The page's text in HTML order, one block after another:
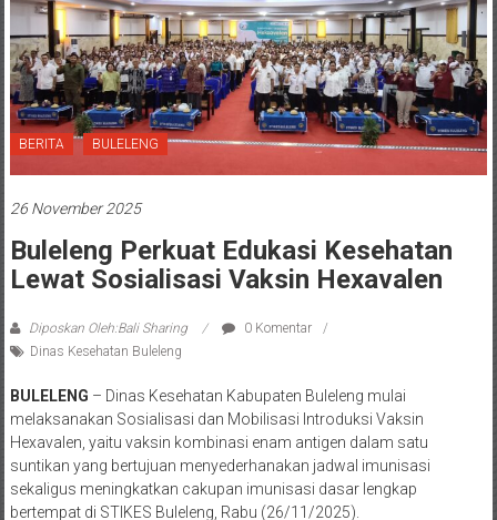
BERITA BULELENG
26 November 2025
Buleleng Perkuat Edukasi Kesehatan
Lewat Sosialisasi Vaksin Hexavalen
Diposkan Oleh:Bali Sharing
0 Komentar
Dinas Kesehatan Buleleng
BULELENG – Dinas Kesehatan Kabupaten Buleleng mulai
melaksanakan Sosialisasi dan Mobilisasi Introduksi Vaksin
Hexavalen, yaitu vaksin kombinasi enam antigen dalam satu
suntikan yang bertujuan menyederhanakan jadwal imunisasi
sekaligus meningkatkan cakupan imunisasi dasar lengkap
bertempat di STIKES Buleleng, Rabu (26/11/2025).